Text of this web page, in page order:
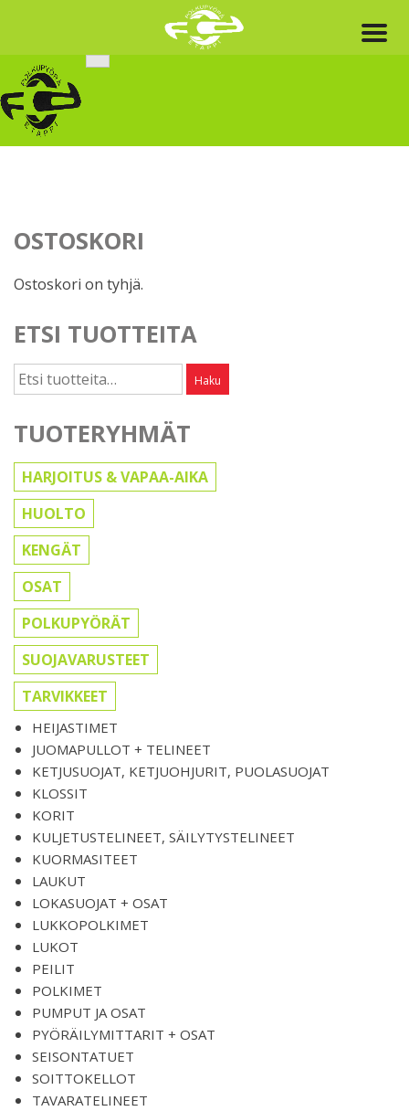
content
OSTOSKORI
Ostoskori on tyhjä.
ETSI TUOTTEITA
Etsi: Haku
TUOTERYHMÄT
HARJOITUS & VAPAA-AIKA
HUOLTO
KENGÄT
OSAT
POLKUPYÖRÄT
SUOJAVARUSTEET
TARVIKKEET
HEIJASTIMET
JUOMAPULLOT + TELINEET
KETJUSUOJAT, KETJUOHJURIT, PUOLASUOJAT
KLOSSIT
KORIT
KULJETUSTELINEET, SÄILYTYSTELINEET
KUORMASITEET
LAUKUT
LOKASUOJAT + OSAT
LUKKOPOLKIMET
LUKOT
PEILIT
POLKIMET
PUMPUT JA OSAT
PYÖRÄILYMITTARIT + OSAT
SEISONTATUET
SOITTOKELLOT
TAVARATELINEET